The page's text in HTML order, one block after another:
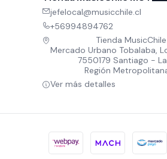
jefelocal@musicchile.cl
+56994894762
Tienda
Mercado Urbano Tobalaba,
7550179 Santiago -
Región
Ver más detalles